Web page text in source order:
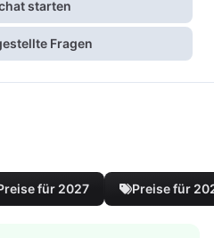
starten
Fragen
für 2027 Preise für